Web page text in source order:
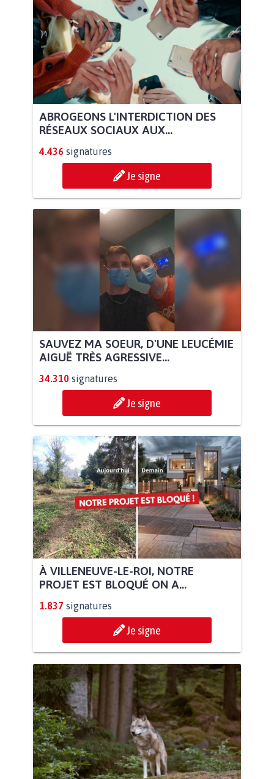
ABROGEONS L'INTERDICTION DES
RÉSEAUX SOCIAUX AUX...
4.436 signatures
Je signe
SAUVEZ MA SOEUR, D'UNE LEUCÉMIE
AIGUË TRÈS AGRESSIVE...
34.310 signatures
Je signe
À VILLENEUVE-LE-ROI, NOTRE
PROJET EST BLOQUÉ ON A...
1.837 signatures
Je signe